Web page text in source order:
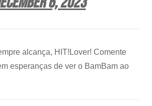
alcança, HIT!Lover! Comente
esperanças de ver o BamBam ao